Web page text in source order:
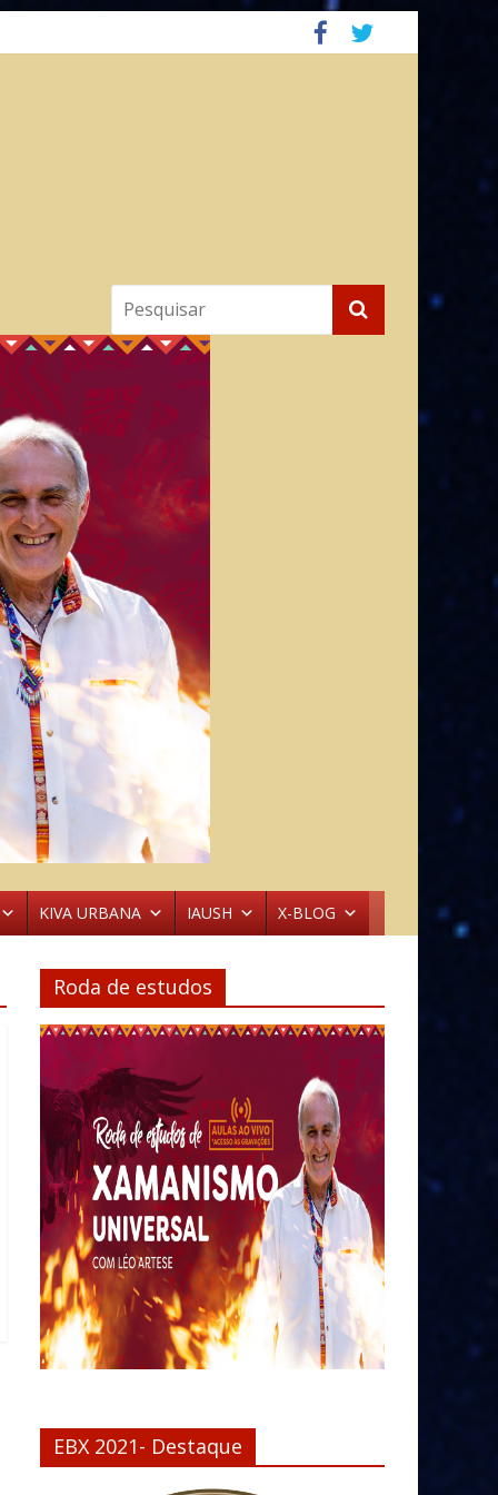
KIVA URBANA IAUSH X-BLOG
Roda de estudos
EBX 2021- Destaque